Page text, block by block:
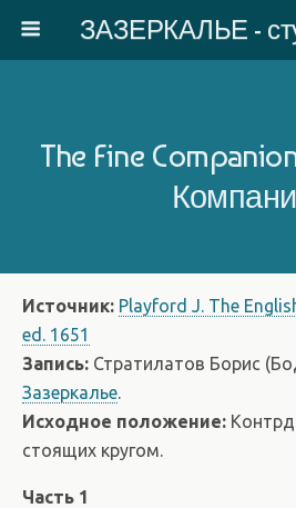
The Fine
Источник: Playford J. The
ed. 1651
Запись: Стратилатов Борис
Зазеркалье.
Исходное положение:
стоящих кругом.
Часть 1